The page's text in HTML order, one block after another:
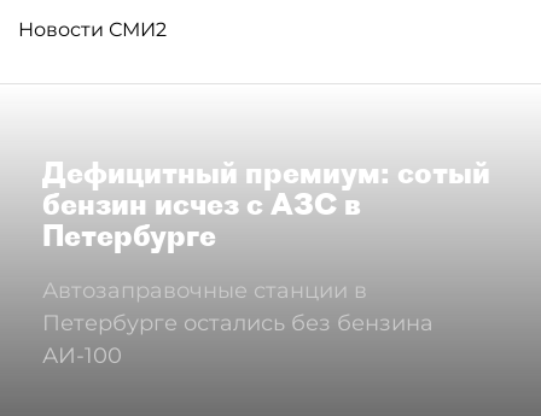
Новости СМИ2
Дефицитный премиум: сотый
бензин исчез с АЗС в
Петербурге
Автозаправочные станции в
Петербурге остались без бензина
АИ-100